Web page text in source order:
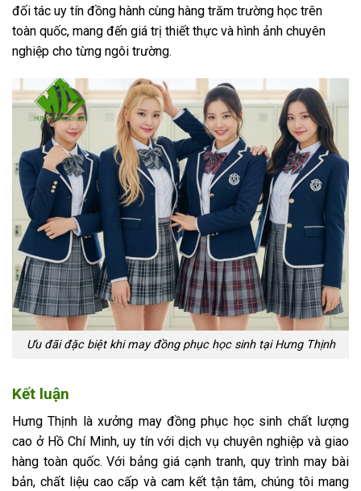
đối tác uy tín đồng hành cùng hàng trăm trường học trên
toàn quốc, mang đến giá trị thiết thực và hình ảnh chuyên
nghiệp cho từng ngôi trường.
Ưu đãi đặc biệt khi may đồng phục học sinh tại Hưng Thịnh
Kết luận
Hưng Thịnh là xưởng may đồng phục học sinh chất lượng
cao ở Hồ Chí Minh, uy tín với dịch vụ chuyên nghiệp và giao
hàng toàn quốc. Với bảng giá cạnh tranh, quy trình may bài
bản, chất liệu cao cấp và cam kết tận tâm, chúng tôi mang